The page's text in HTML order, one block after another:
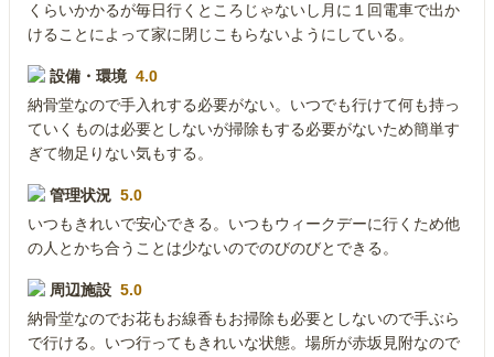
くらいかかるが毎日行くところじゃないし月に１回電車で出か
けることによって家に閉じこもらないようにしている。
設備・環境 4.0
納骨堂なので手入れする必要がない。いつでも行けて何も持っ
ていくものは必要としないが掃除もする必要がないため簡単す
ぎて物足りない気もする。
管理状況 5.0
いつもきれいで安心できる。いつもウィークデーに行くため他
の人とかち合うことは少ないのでのびのびとできる。
周辺施設 5.0
納骨堂なのでお花もお線香もお掃除も必要としないので手ぶら
で行ける。いつ行ってもきれいな状態。場所が赤坂見附なので